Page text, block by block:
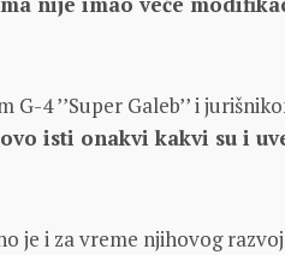
4 ’’Super Galeb’’ i
isti onakvi kakvi su i
je i za vreme njihovog